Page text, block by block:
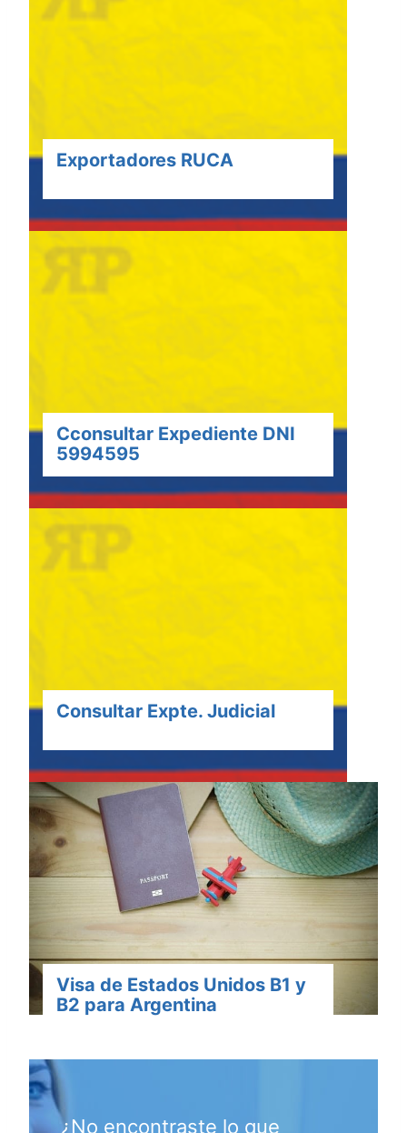
Exportadores RUCA
Cconsultar Expediente DNI
5994595
Consultar Expte. Judicial
Visa de Estados Unidos B1 y
B2 para Argentina
¿No encontraste lo que